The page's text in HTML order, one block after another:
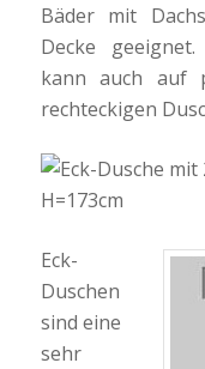
Bäder mit
Decke
kann auch auf
rechteckigen
Eck-
Duschen
sind eine
sehr